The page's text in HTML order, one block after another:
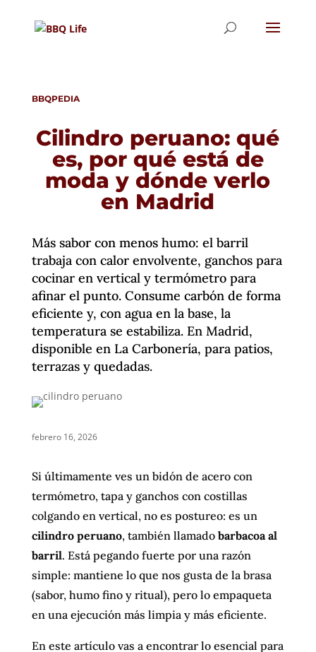
BBQPEDIA
Cilindro peruano: qué
es, por qué está de
moda y dónde verlo
en Madrid
Más sabor con menos humo: el barril
trabaja con calor envolvente, ganchos para
cocinar en vertical y termómetro para
afinar el punto. Consume carbón de forma
eficiente y, con agua en la base, la
temperatura se estabiliza. En Madrid,
disponible en La Carbonería, para patios,
terrazas y quedadas.
febrero 16, 2026
Si últimamente ves un bidón de acero con
termómetro, tapa y ganchos con costillas
colgando en vertical, no es postureo: es un
cilindro peruano, también llamado barbacoa al
barril. Está pegando fuerte por una razón
simple: mantiene lo que nos gusta de la brasa
(sabor, humo fino y ritual), pero lo empaqueta
en una ejecución más limpia y más eficiente.
En este artículo vas a encontrar lo esencial para